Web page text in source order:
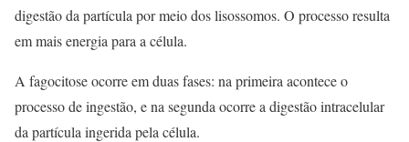
digestão da partícula por meio dos lisossomos. O processo resulta
em mais energia para a célula.
A fagocitose ocorre em duas fases: na primeira acontece o
processo de ingestão, e na segunda ocorre a digestão intracelular
da partícula ingerida pela célula.